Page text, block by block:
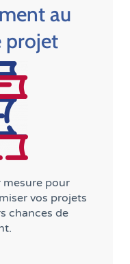
au
projet
pour
vos projets
chances de